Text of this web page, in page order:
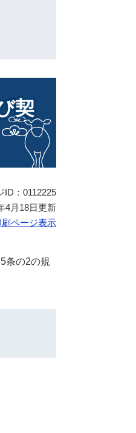
契
ID：0112225
4月18日更新
刷ページ表示
条の2の規